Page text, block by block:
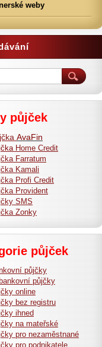
weby
půjček
AvaFin
Home Credit
Farratum
Kamali
Profi Credit
Provident
SMS
Zonky
půjček
půjčky
půjčky
online
bez registru
ihned
na mateřské
pro nezaměstnané
pro podnikatele